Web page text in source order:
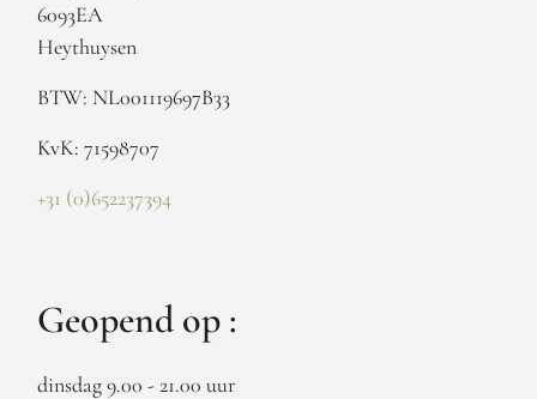
6093EA
Heythuysen
BTW: NL001119697B33
KvK: 71598707
+31 (0)652237394
Geopend op :
dinsdag 9.00 - 21.00 uur